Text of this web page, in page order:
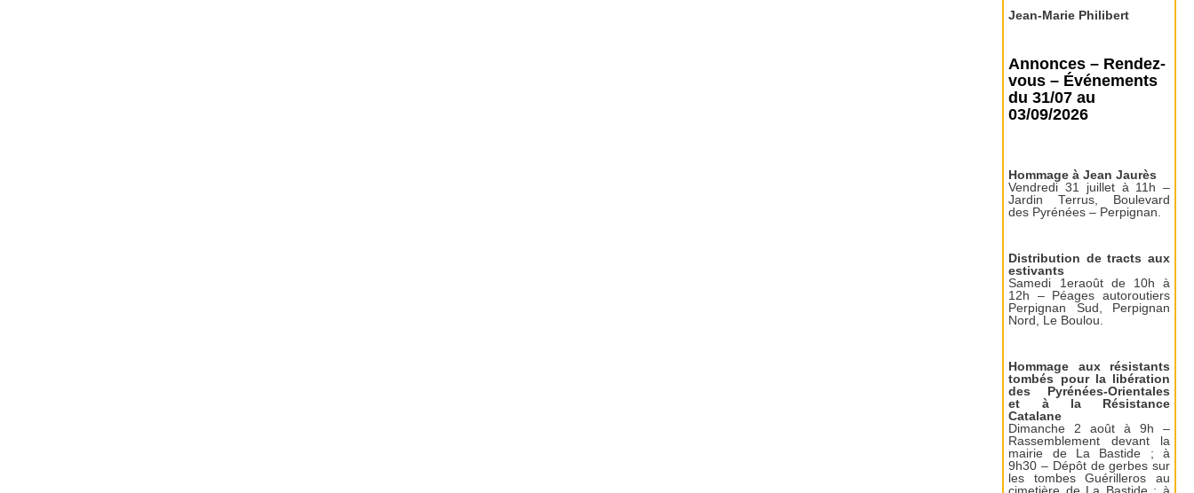
Jean-Marie Philibert
Annonces – Rendez-
vous – Événements
du 31/07 au
03/09/2026
Hommage à Jean Jaurès
Vendredi 31 juillet à 11h –
Jardin Terrus, Boulevard
des Pyrénées – Perpignan.
Distribution de tracts aux
estivants
Samedi 1eraoût de 10h à
12h – Péages autoroutiers
Perpignan Sud, Perpignan
Nord, Le Boulou.
Hommage aux résistants
tombés pour la libération
des Pyrénées-Orientales
et à la Résistance
Catalane
Dimanche 2 août à 9h –
Rassemblement devant la
mairie de La Bastide ; à
9h30 – Dépôt de gerbes sur
les tombes Guérilleros au